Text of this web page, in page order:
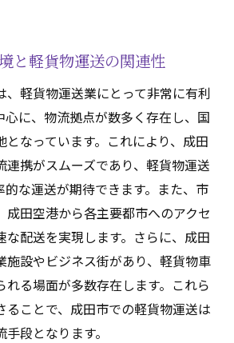
での軽貨物運送の機動力
ネス街の配送ニーズと軽貨物運
ネス街での短時間配送の重要性
がビジネス街で果たす役割
ネス街における軽貨物運送の活
運送地域経済を支える重要な役
市部と農村部をつなぐ軽貨物運
と軽貨物運送の関連性
、軽貨物運送業にとって非常に有利
心に、物流拠点が数多く存在し、国
となっています。これにより、成田
連携がスムーズであり、軽貨物運送
的な運送が期待できます。また、市
成田空港から各主要都市へのアクセ
な配送を実現します。さらに、成田
施設やビジネス街があり、軽貨物車
れる場面が多数存在します。これら
ることで、成田市での軽貨物運送は
段となります。